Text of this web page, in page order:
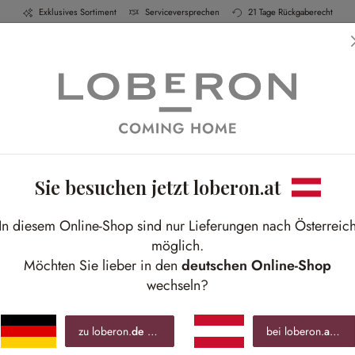
Exklusives Sortiment Serviceversprechen 21 Tage Rückgaberecht
Küche Schlafen Bad
€
inkl.
Sie besuchen jetzt loberon.at
In diesem Online-Shop sind nur Lieferungen nach Österreich
möglich.
Möchten Sie lieber in den deutschen Online-Shop
wechseln?
zu loberon.de bei loberon.at